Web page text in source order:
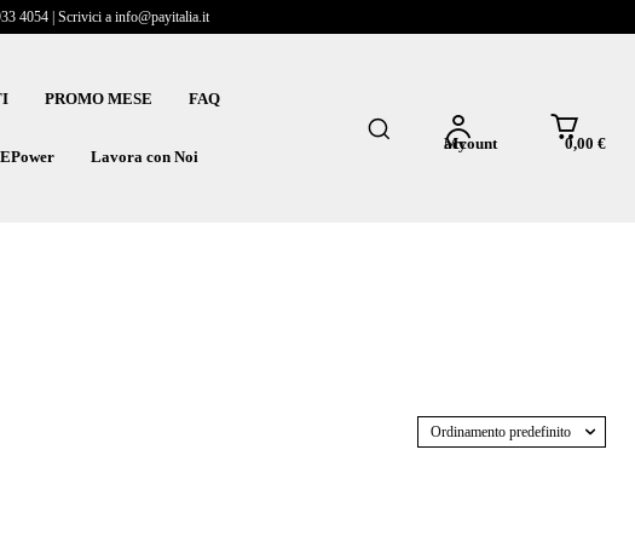
4054 | Scrivici a info@payitalia.it
PROMO MESE FAQ
Lavora con Noi
My account 0,00 €